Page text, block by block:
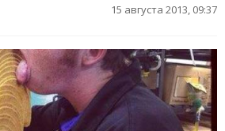
15 августа 2013, 09:37